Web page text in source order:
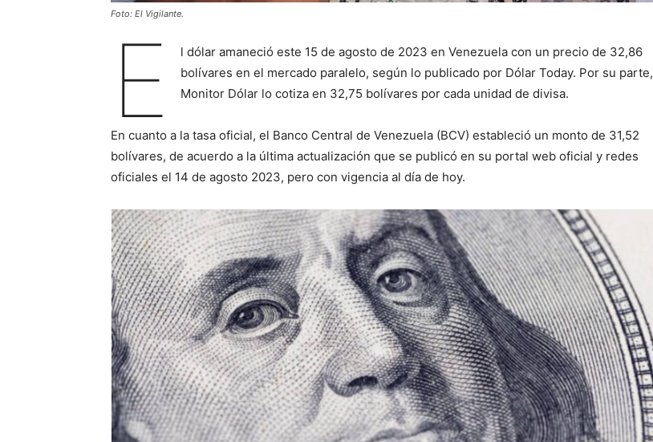
Foto: El Vigilante.
E
l dólar amaneció este 15 de agosto de 2023 en Venezuela con un precio de 32,86
bolívares en el mercado paralelo, según lo publicado por Dólar Today. Por su parte,
Monitor Dólar lo cotiza en 32,75 bolívares por cada unidad de divisa.
En cuanto a la tasa oficial, el Banco Central de Venezuela (BCV) estableció un monto de 31,52
bolívares, de acuerdo a la última actualización que se publicó en su portal web oficial y redes
oficiales el 14 de agosto 2023, pero con vigencia al día de hoy.